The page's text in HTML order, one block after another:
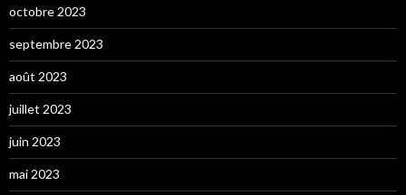
octobre 2023
septembre 2023
août 2023
juillet 2023
juin 2023
mai 2023